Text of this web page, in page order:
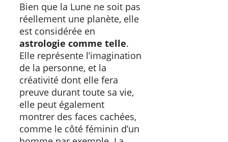
Bien que la Lune ne soit pas
réellement une planète, elle
est considérée en
astrologie comme telle.
Elle représente l’imagination
de la personne, et la
créativité dont elle fera
preuve durant toute sa vie,
elle peut également
montrer des faces cachées,
comme le côté féminin d’un